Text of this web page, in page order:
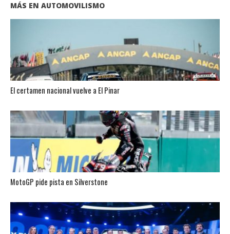
MÁS EN AUTOMOVILISMO
El certamen nacional vuelve a El Pinar
MotoGP pide pista en Silverstone